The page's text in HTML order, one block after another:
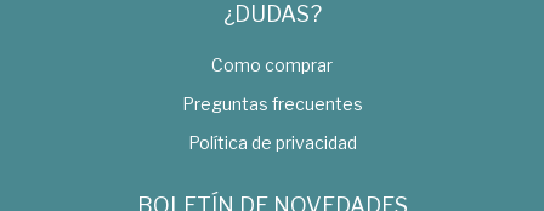
¿DUDAS?
Como comprar
Preguntas frecuentes
Política de privacidad
BOLETÍN DE NOVEDADES